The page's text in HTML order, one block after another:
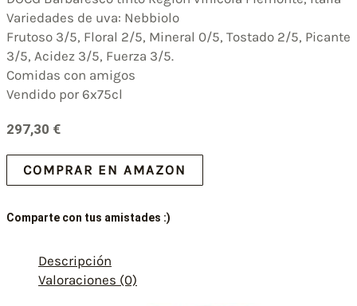
Variedades de uva: Nebbiolo
Frutoso 3/5, Floral 2/5, Mineral 0/5, Tostado 2/5, Picante
3/5, Acidez 3/5, Fuerza 3/5.
Comidas con amigos
Vendido por 6x75cl
297,30 €
COMPRAR EN AMAZON
Comparte con tus amistades :)
Descripción
Valoraciones (0)